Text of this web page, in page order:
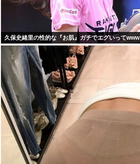
久保史緒里の性的な『お肌』ガチでエグいってwww